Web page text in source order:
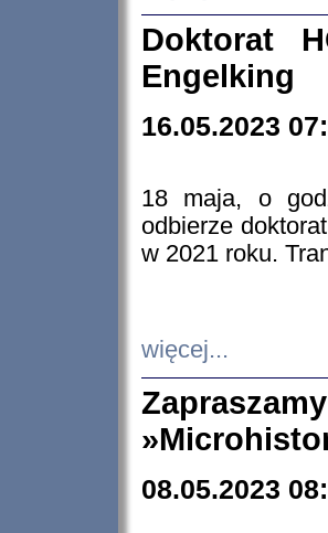
Doktorat
Engelking
16.05.2023
18 maja, o
odbierze
w 2021 roku.
więcej...
08.05.2023